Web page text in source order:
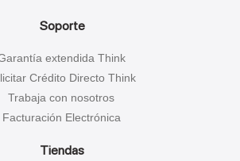
Soporte
extendida Think
Crédito Directo Think
Trabaja con nosotros
Facturación Electrónica
Tiendas